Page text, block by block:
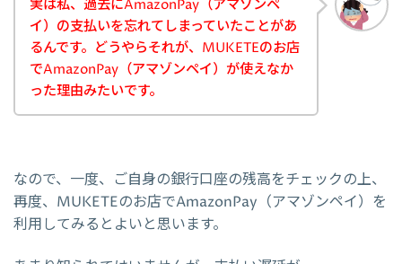
実は私、過去にAmazonPay（アマゾンペ
イ）の支払いを忘れてしまっていたことがあ
るんです。どうやらそれが、MUKETEのお店
でAmazonPay（アマゾンペイ）が使えなか
った理由みたいです。
なので、一度、ご自身の銀行口座の残高をチェックの上、
再度、MUKETEのお店でAmazonPay（アマゾンペイ）を
利用してみるとよいと思います。